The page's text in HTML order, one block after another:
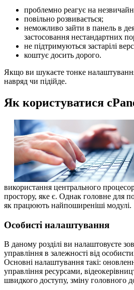
проблемно реагує на
повільно розвивається;
неможливо зайти в панель в
застосовання нестандартних
не підтримуються застарілі
коштує досить дорого.
Якщо ви шукаєте тонке
навряд чи підійде.
Як користуватися
використання центрального
простору, яке є. Однак головне для
як працюють найпоширеніші модулі.
Особисті налаштування
В даному розділі ви налаштовуєте
управління в залежності від
Основні налаштування такі:
управління ресурсами,
швидкого доступу, зміну головного